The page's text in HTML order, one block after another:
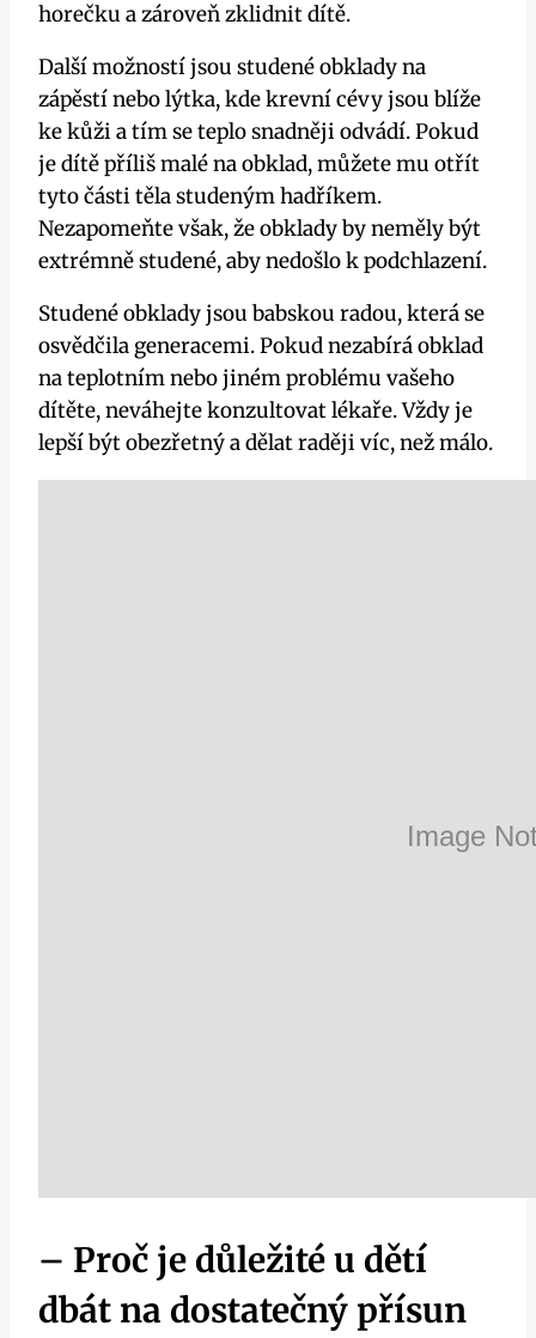
⁤horečku a​ zároveň zklidnit dítě.
Další možností ⁣jsou studené obklady‍ na
zápěstí nebo lýtka,​ kde‍ krevní cévy jsou ⁢blíže
ke kůži ⁣a tím se ⁣teplo snadněji ‌odvádí. Pokud‌
je⁢ dítě⁤ příliš malé‍ na obklad, můžete ⁤mu otřít‌
tyto části těla studeným hadříkem.
Nezapomeňte‍ však, že obklady by neměly být
extrémně⁤ studené,‍ aby nedošlo k podchlazení.
Studené obklady​ jsou babskou radou, která⁢ se⁤
osvědčila⁣ generacemi.‌ Pokud⁤ nezabírá obklad
na ‌teplotním nebo jiném problému vašeho
dítěte, neváhejte konzultovat lékaře. Vždy je
lepší být obezřetný‌ a dělat raději víc,⁣ než málo.
– Proč je důležité u dětí
dbát na dostatečný přísun